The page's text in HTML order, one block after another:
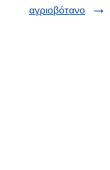
αγριοβότανο